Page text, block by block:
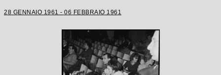
28 GENNAIO 1961 - 06 FEBBRAIO 1961